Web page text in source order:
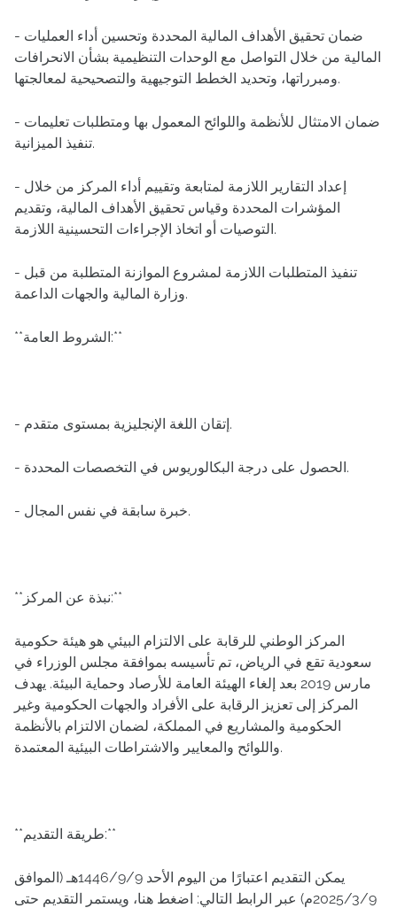
- ضمان تحقيق الأهداف المالية المحددة وتحسين أداء العمليات
المالية من خلال التواصل مع الوحدات التنظيمية بشأن الانحرافات
ومبرراتها، وتحديد الخطط التوجيهية والتصحيحية لمعالجتها.
- ضمان الامتثال للأنظمة واللوائح المعمول بها ومتطلبات تعليمات
تنفيذ الميزانية.
- إعداد التقارير اللازمة لمتابعة وتقييم أداء المركز من خلال
المؤشرات المحددة وقياس تحقيق الأهداف المالية، وتقديم
التوصيات أو اتخاذ الإجراءات التحسينية اللازمة.
- تنفيذ المتطلبات اللازمة لمشروع الموازنة المتطلبة من قبل
وزارة المالية والجهات الداعمة.
**الشروط العامة:**
- إتقان اللغة الإنجليزية بمستوى متقدم.
- الحصول على درجة البكالوريوس في التخصصات المحددة.
- خبرة سابقة في نفس المجال.
**نبذة عن المركز:**
المركز الوطني للرقابة على الالتزام البيئي هو هيئة حكومية
سعودية تقع في الرياض، تم تأسيسه بموافقة مجلس الوزراء في
مارس 2019 بعد إلغاء الهيئة العامة للأرصاد وحماية البيئة. يهدف
المركز إلى تعزيز الرقابة على الأفراد والجهات الحكومية وغير
الحكومية والمشاريع في المملكة، لضمان الالتزام بالأنظمة
واللوائح والمعايير والاشتراطات البيئية المعتمدة.
**طريقة التقديم:**
يمكن التقديم اعتبارًا من اليوم الأحد 1446/9/9هـ (الموافق
2025/3/9م) عبر الرابط التالي: اضغط هنا، ويستمر التقديم حتى